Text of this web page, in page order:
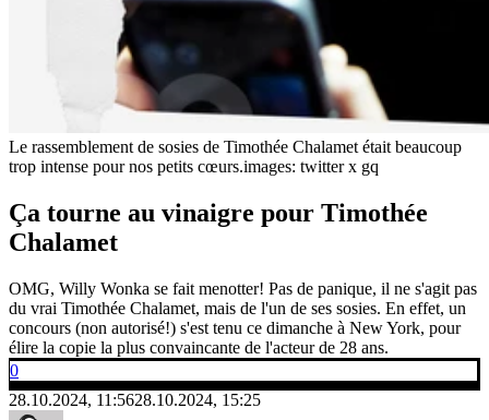
Le rassemblement de sosies de Timothée Chalamet était beaucoup
trop intense pour nos petits cœurs.images: twitter x gq
Ça tourne au vinaigre pour Timothée
Chalamet
OMG, Willy Wonka se fait menotter! Pas de panique, il ne s'agit pas
du vrai Timothée Chalamet, mais de l'un de ses sosies. En effet, un
concours (non autorisé!) s'est tenu ce dimanche à New York, pour
élire la copie la plus convaincante de l'acteur de 28 ans.
0
28.10.2024, 11:5628.10.2024, 15:25